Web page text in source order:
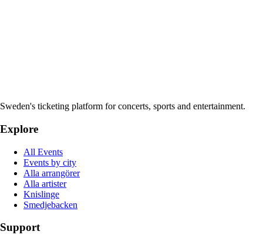
Sweden's ticketing platform for concerts, sports and entertainment.
Explore
All Events
Events by city
Alla arrangörer
Alla artister
Knislinge
Smedjebacken
Support